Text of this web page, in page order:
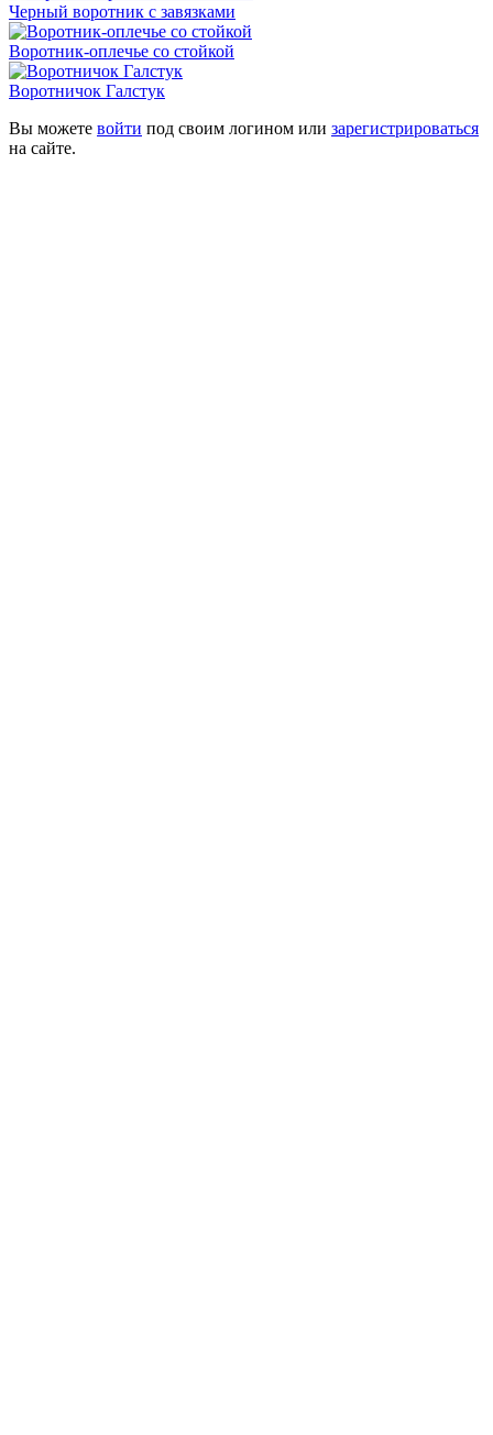
Черный воротник с завязками
Воротник-оплечье со стойкой
Воротничок Галстук
Вы можете войти под своим логином или зарегистрироваться
на сайте.